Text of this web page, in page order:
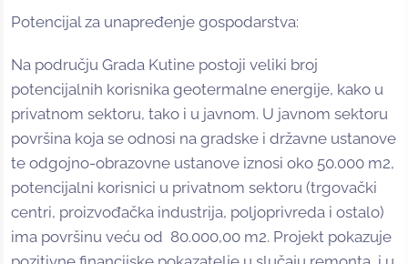
Potencijal za unapređenje gospodarstva:
Na području Grada Kutine postoji veliki broj
potencijalnih korisnika geotermalne energije, kako u
privatnom sektoru, tako i u javnom. U javnom sektoru
površina koja se odnosi na gradske i državne ustanove
te odgojno-obrazovne ustanove iznosi oko 50.000 m2,
potencijalni korisnici u privatnom sektoru (trgovački
centri, proizvođačka industrija, poljoprivreda i ostalo)
ima površinu veću od 80.000,00 m2. Projekt pokazuje